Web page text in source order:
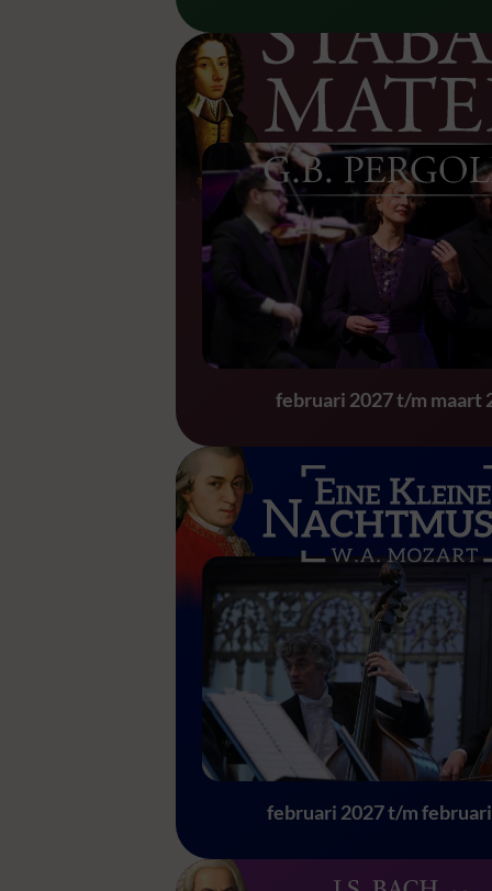
Stabat Mater –
februari 2027 t/m maart
Eine Kleine
februari 2027 t/m